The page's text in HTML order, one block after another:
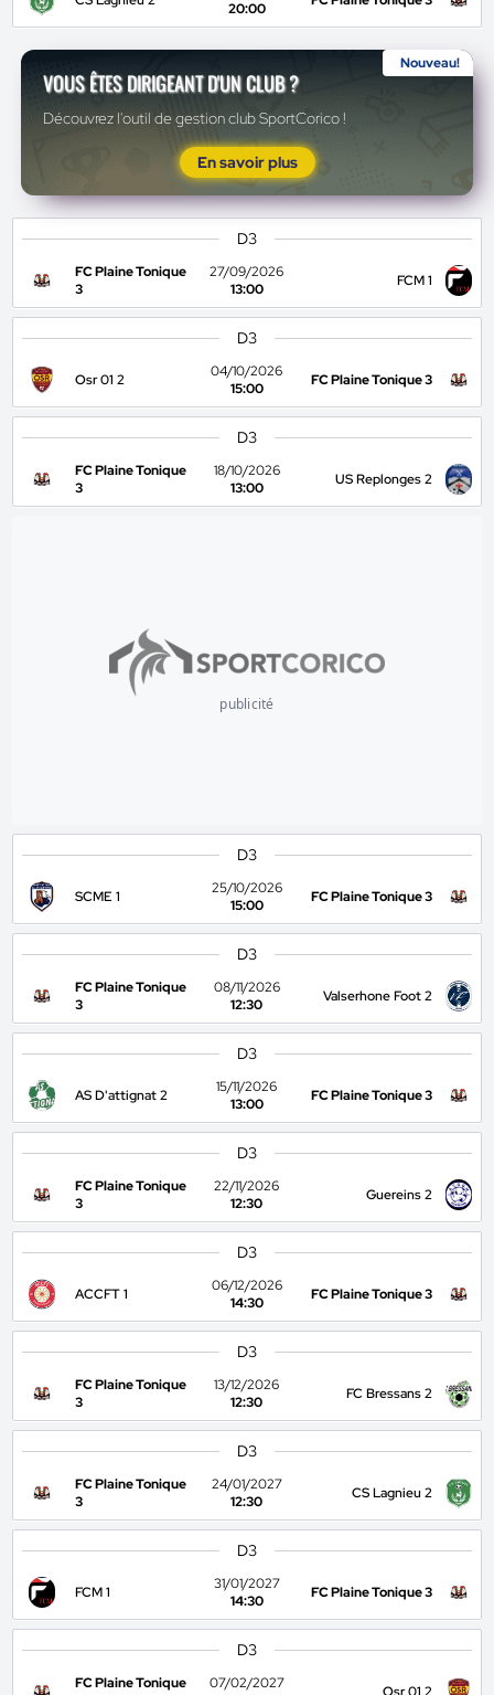
20:00
Nouveau!
VOUS ÊTES DIRIGEANT D'UN CLUB ?
Découvrez l'outil de gestion club SportCorico !
En savoir plus
D3
FC Plaine Tonique
3
27/09/2026
13:00
FCM 1
D3
Osr 01 2
04/10/2026
15:00
FC Plaine Tonique 3
D3
FC Plaine Tonique
3
18/10/2026
13:00
US Replonges 2
publicité
D3
SCME 1
25/10/2026
15:00
FC Plaine Tonique 3
D3
FC Plaine Tonique
3
08/11/2026
12:30
Valserhone Foot 2
D3
AS D'attignat 2
15/11/2026
13:00
FC Plaine Tonique 3
D3
FC Plaine Tonique
3
22/11/2026
12:30
Guereins 2
D3
ACCFT 1
06/12/2026
14:30
FC Plaine Tonique 3
D3
FC Plaine Tonique
3
13/12/2026
12:30
FC Bressans 2
D3
FC Plaine Tonique
3
24/01/2027
12:30
CS Lagnieu 2
D3
FCM 1
31/01/2027
14:30
FC Plaine Tonique 3
D3
FC Plaine Tonique
07/02/2027